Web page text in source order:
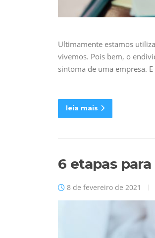
Ultimamente estamos
vivemos. Pois bem, o
sintoma de uma empresa.
leia mais
6 etapas
8 de fevereiro de 2021